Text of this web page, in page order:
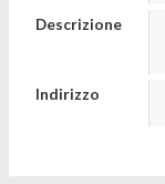
Descrizione
Indirizzo